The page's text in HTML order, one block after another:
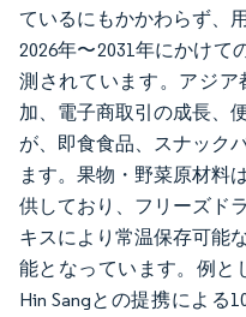
ているにもかかわらず、
2026年〜2031年にかけて
測されています。アジ
加、電子商取引の成長、
が、即食食品、スナック
ます。果物・野菜原材料
供しており、フリーズド
キスにより常温保存可能
能となっています。例と
Hin Sangとの提携による